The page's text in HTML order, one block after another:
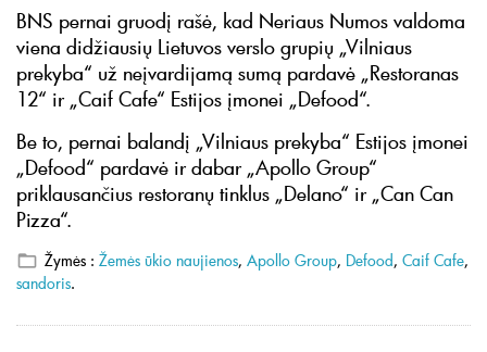
BNS pernai gruodį rašė, kad Neriaus Numos valdoma
viena didžiausių Lietuvos verslo grupių „Vilniaus
prekyba“ už neįvardijamą sumą pardavė „Restoranas
12“ ir „Caif Cafe“ Estijos įmonei „Defood“.
Be to, pernai balandį „Vilniaus prekyba“ Estijos įmonei
„Defood“ pardavė ir dabar „Apollo Group“
priklausančius restoranų tinklus „Delano“ ir „Can Can
Pizza“.
Žymės : Žemės ūkio naujienos, Apollo Group, Defood, Caif Cafe,
sandoris.